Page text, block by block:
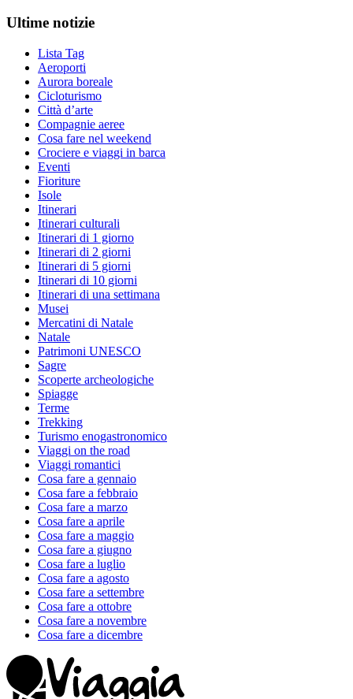
Ultime notizie
Lista Tag
Aeroporti
Aurora boreale
Cicloturismo
Città d’arte
Compagnie aeree
Cosa fare nel weekend
Crociere e viaggi in barca
Eventi
Fioriture
Isole
Itinerari
Itinerari culturali
Itinerari di 1 giorno
Itinerari di 2 giorni
Itinerari di 5 giorni
Itinerari di 10 giorni
Itinerari di una settimana
Musei
Mercatini di Natale
Natale
Patrimoni UNESCO
Sagre
Scoperte archeologiche
Spiagge
Terme
Trekking
Turismo enogastronomico
Viaggi on the road
Viaggi romantici
Cosa fare a gennaio
Cosa fare a febbraio
Cosa fare a marzo
Cosa fare a aprile
Cosa fare a maggio
Cosa fare a giugno
Cosa fare a luglio
Cosa fare a agosto
Cosa fare a settembre
Cosa fare a ottobre
Cosa fare a novembre
Cosa fare a dicembre